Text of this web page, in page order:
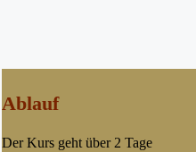
Ablauf
Der Kurs geht über 2 Tage